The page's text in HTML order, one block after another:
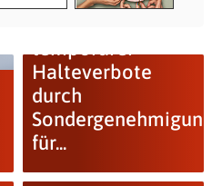
temporärer
Halteverbote
durch
Sondergenehmigung
für...